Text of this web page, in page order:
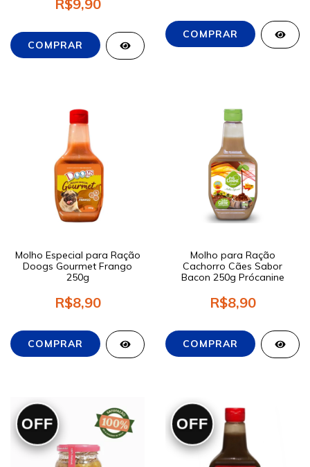
R$9,90
Molho Especial para Ração
Doogs Gourmet Frango
250g
R$8,90
Molho para Ração
Cachorro Cães Sabor
Bacon 250g Prócanine
R$8,90
OFF OFF